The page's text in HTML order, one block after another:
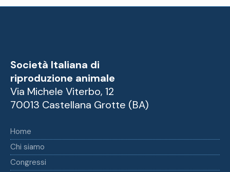
Società Italiana di
riproduzione animale
Via Michele Viterbo, 12
70013 Castellana Grotte (BA)
Home
Chi siamo
Congressi